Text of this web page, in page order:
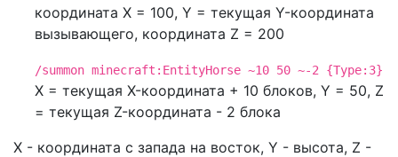
координата X = 100, Y = текущая Y-координата
вызывающего, координата Z = 200
/summon minecraft:EntityHorse ~10 50 ~-2 {Type:3}
X = текущая X-координата + 10 блоков, Y = 50, Z
= текущая Z-координата - 2 блока
X - координата с запада на восток, Y - высота, Z -